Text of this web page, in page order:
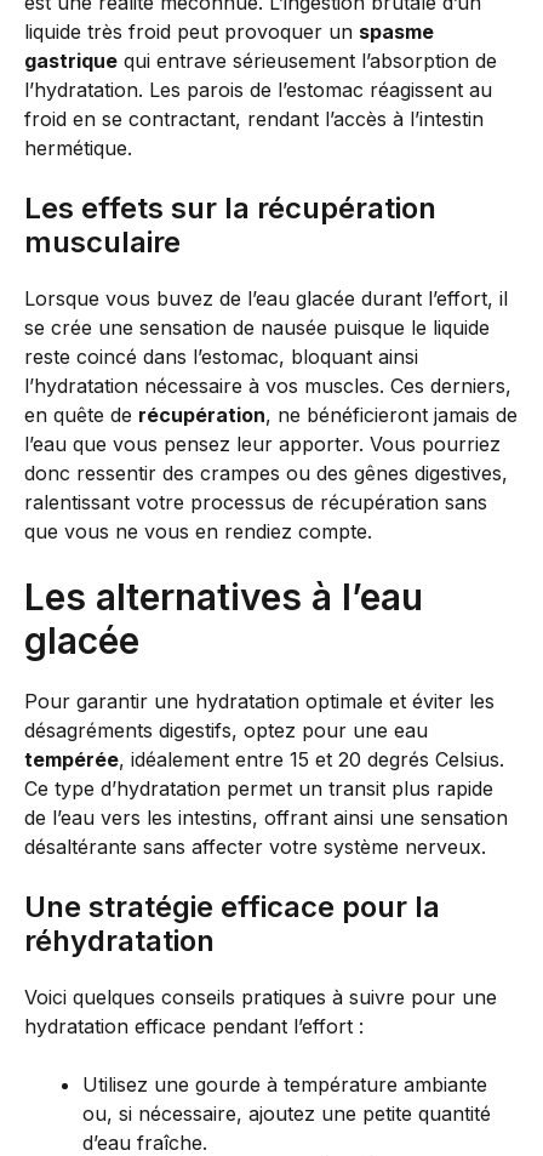
liquide très froid peut provoquer un spasme
gastrique qui entrave sérieusement l’absorption de
l’hydratation. Les parois de l’estomac réagissent au
froid en se contractant, rendant l’accès à l’intestin
hermétique.
Les effets sur la récupération
musculaire
Lorsque vous buvez de l’eau glacée durant l’effort, il
se crée une sensation de nausée puisque le liquide
reste coincé dans l’estomac, bloquant ainsi
l’hydratation nécessaire à vos muscles. Ces derniers,
en quête de récupération, ne bénéficieront jamais de
l’eau que vous pensez leur apporter. Vous pourriez
donc ressentir des crampes ou des gênes digestives,
ralentissant votre processus de récupération sans
que vous ne vous en rendiez compte.
Les alternatives à l’eau
glacée
Pour garantir une hydratation optimale et éviter les
désagréments digestifs, optez pour une eau
tempérée, idéalement entre 15 et 20 degrés Celsius.
Ce type d’hydratation permet un transit plus rapide
de l’eau vers les intestins, offrant ainsi une sensation
désaltérante sans affecter votre système nerveux.
Une stratégie efficace pour la
réhydratation
Voici quelques conseils pratiques à suivre pour une
hydratation efficace pendant l’effort :
Utilisez une gourde à température ambiante
ou, si nécessaire, ajoutez une petite quantité
d’eau fraîche.